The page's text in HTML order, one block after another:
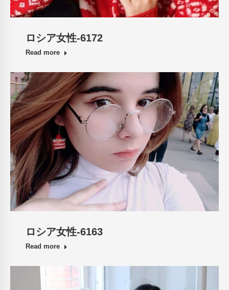
ロシア女性-6172
Read more
ロシア女性-6163
Read more